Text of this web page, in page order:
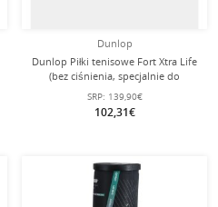
Dunlop
Dunlop Piłki tenisowe Fort Xtra Life
(bez ciśnienia, specjalnie do
maszyny SLINGER) - 72 sztuki
SRP: 139,90€
102,31€